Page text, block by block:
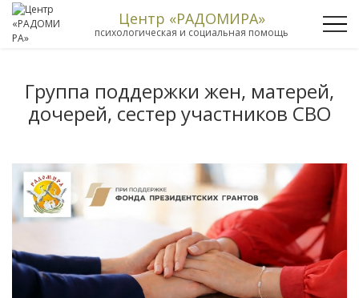
Центр «РАДОМИРА»
психологическая и социальная помощь
Группа поддержки жен, матерей,
дочерей, сестер участников СВО